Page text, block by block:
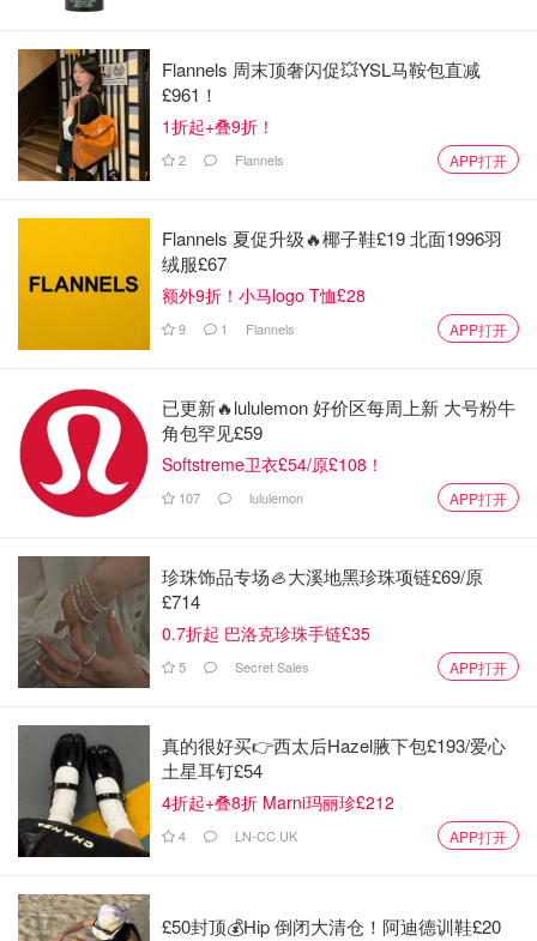
在9月19日上午的内阁会议上，当被问及加拿大政府为何要
公开这一指控时，特鲁多说，自今年夏天以来，官员们一直
与情报机构密切合作，"确保我们有坚实的基础来了解发生
了什么"。
在 G20 峰会期间，特鲁多直接向盟友和印度提出此事，并
表示他认为加拿大人有 "知情权"。
反对党迅速联合起来，对这一涉嫌侮辱加拿大主权的行为表
示震惊和沮丧，但9月19 保守党领袖皮埃尔-波利耶夫尔
供更多有关此事的信息。
他说："我们需要了解所有可能的证据，这样加拿大人才能
对此做出判断……总理没有提供任何事实。他提供了一份声
明，我只想强调，他私下告诉我的并不比他公开告诉加拿大
尼贾尔是在萨里的古德瓦拉停车场被两名蒙面枪手射杀的。
不列颠哥伦比亚省和锡克教社区领导人声称，印度政府与此
案有关。
明杀人动机。
凶杀案综合调查组称，这起谋杀案有三名嫌疑人：两名 "戴
着面罩的身材魁梧的男子"，有人看到他们徒步逃离现场，
还有一人在停在几个街区外的一辆逃逸车内等候。
凶杀案调查组在周一的一份声明中说，他们知道特鲁多关于
"正在进行的积极调查 "的评论，但由于调查组仍在继续收集
Flannels 周末顶奢闪促💥YSL马鞍包直减
£961！
1折起+叠9折！
2 Flannels APP打开
Flannels 夏促升级🔥椰子鞋£19 北面1996羽
绒服£67
额外9折！小马logo T恤£28
9 1 Flannels APP打开
已更新🔥lululemon 好价区每周上新 大号粉牛
角包罕见£59
Softstreme卫衣£54/原£108！
107 lululemon APP打开
珍珠饰品专场🦪大溪地黑珍珠项链£69/原
£714
0.7折起 巴洛克珍珠手链£35
5 Secret Sales APP打开
真的很好买👉西太后Hazel腋下包£193/爱心
土星耳钉£54
4折起+叠8折 Marni玛丽珍£212
4 LN-CC UK APP打开
£50封顶💰Hip 倒闭大清仓！阿迪德训鞋£20